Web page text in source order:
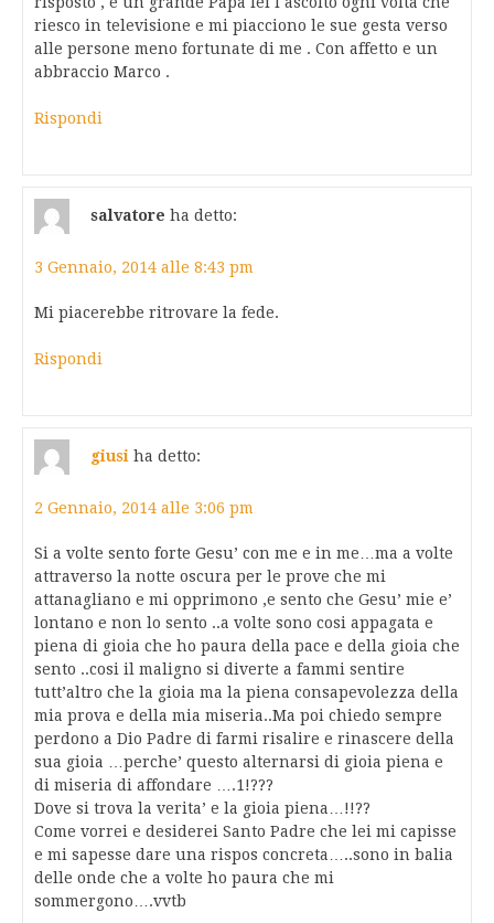
riesco in televisione e mi piacciono le sue gesta verso
alle persone meno fortunate di me . Con affetto e un
abbraccio Marco .
Rispondi
salvatore ha detto:
3 Gennaio, 2014 alle 8:43 pm
Mi piacerebbe ritrovare la fede.
Rispondi
giusi ha detto:
2 Gennaio, 2014 alle 3:06 pm
Si a volte sento forte Gesu’ con me e in me…ma a volte
attraverso la notte oscura per le prove che mi
attanagliano e mi opprimono ,e sento che Gesu’ mie e’
lontano e non lo sento ..a volte sono cosi appagata e
piena di gioia che ho paura della pace e della gioia che
sento ..cosi il maligno si diverte a fammi sentire
tutt’altro che la gioia ma la piena consapevolezza della
mia prova e della mia miseria..Ma poi chiedo sempre
perdono a Dio Padre di farmi risalire e rinascere della
sua gioia …perche’ questo alternarsi di gioia piena e
di miseria di affondare ….1!???
Dove si trova la verita’ e la gioia piena…!!??
Come vorrei e desiderei Santo Padre che lei mi capisse
e mi sapesse dare una rispos concreta…..sono in balia
delle onde che a volte ho paura che mi
sommergono….vvtb